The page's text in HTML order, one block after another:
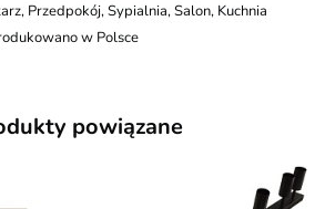
Przedpokój, Sypialnia, Salon, Kuchnia
w Polsce
powiązane